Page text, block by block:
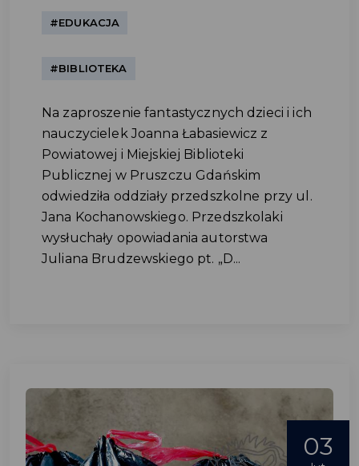
#EDUKACJA
#BIBLIOTEKA
Na zaproszenie fantastycznych dzieci i ich
nauczycielek Joanna Łabasiewicz z
Powiatowej i Miejskiej Biblioteki
Publicznej w Pruszczu Gdańskim
odwiedziła oddziały przedszkolne przy ul.
Jana Kochanowskiego. Przedszkolaki
wysłuchały opowiadania autorstwa
Juliana Brudzewskiego pt. „D...
03